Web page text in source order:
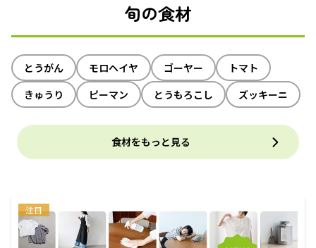
旬の食材
とうがん モロヘイヤ ゴーヤー
トマト
きゅうり
ピーマン とうもろこし ズッキーニ
食材をもっと見る
注目